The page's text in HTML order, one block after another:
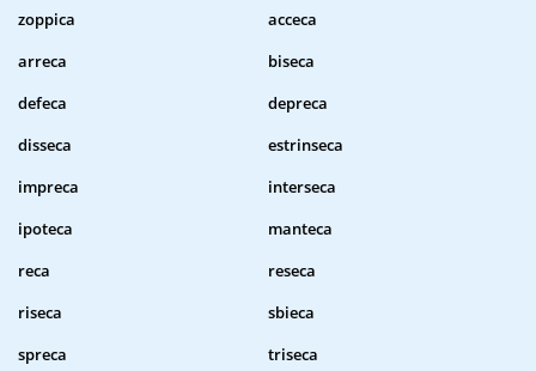
zoppica
acceca
arreca
biseca
defeca
depreca
disseca
estrinseca
impreca
interseca
ipoteca
manteca
reca
reseca
riseca
sbieca
spreca
triseca